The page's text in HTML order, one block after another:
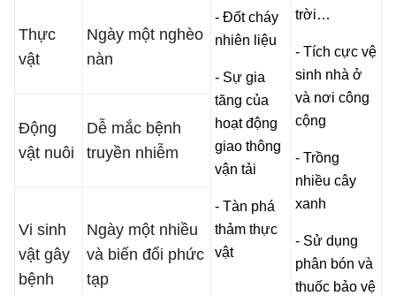
- Đốt cháy
nhiên liệu
- Sự gia
tăng của
hoạt động
giao thông
vận tải
- Tàn phá
thảm thực
vật
trời…
- Tích cực vệ
sinh nhà ở
và nơi công
cộng
- Trồng
nhiều cây
xanh
- Sử dụng
phân bón và
thuốc bảo vệ
Thực
vật
Ngày một nghèo
nàn
Động
vật nuôi
Dễ mắc bệnh
truyền nhiễm
Vi sinh
vật gây
bệnh
Ngày một nhiều
và biến đổi phức
tạp